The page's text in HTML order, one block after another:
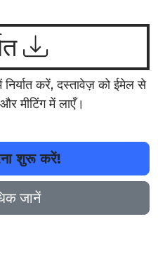
निर्यात करें, दस्तावेज़ को ईमेल से
मीटिंग में लाएँ।
शुरू करें!
जानें